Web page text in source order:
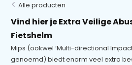
Alle producten
Vind hier je Extra Veilige
Fietshelm
Mips (ookwel ‘Multi-directional
genoemd) biedt enorm veel extra